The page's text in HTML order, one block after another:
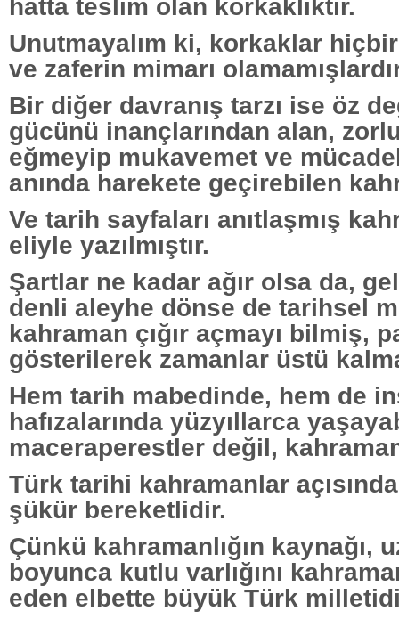
hatta teslim olan korkaklıktır.
Unutmayalım ki, korkaklar
ve zaferin mimarı
Bir diğer davranış tarzı ise öz
gücünü inançlarından alan,
eğmeyip mukavemet ve
anında harekete geçirebilen
Ve tarih sayfaları anıtlaşmış
eliyle yazılmıştır.
Şartlar ne kadar ağır olsa da,
denli aleyhe dönse de tarihsel
kahraman çığır açmayı bilmiş,
gösterilerek zamanlar üstü
Hem tarih mabedinde, hem de
hafızalarında yüzyıllarca
maceraperestler değil,
Türk tarihi kahramanlar
şükür bereketlidir.
Çünkü kahramanlığın kaynağı,
boyunca kutlu varlığını
eden elbette büyük Türk